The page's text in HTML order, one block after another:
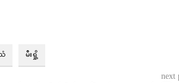
မီးရှို့
next